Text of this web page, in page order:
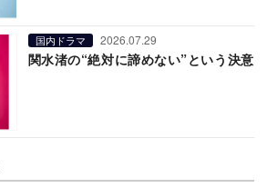
国内ドラマ 2026.07.29
関水渚の“絶対に諦めない”という決意